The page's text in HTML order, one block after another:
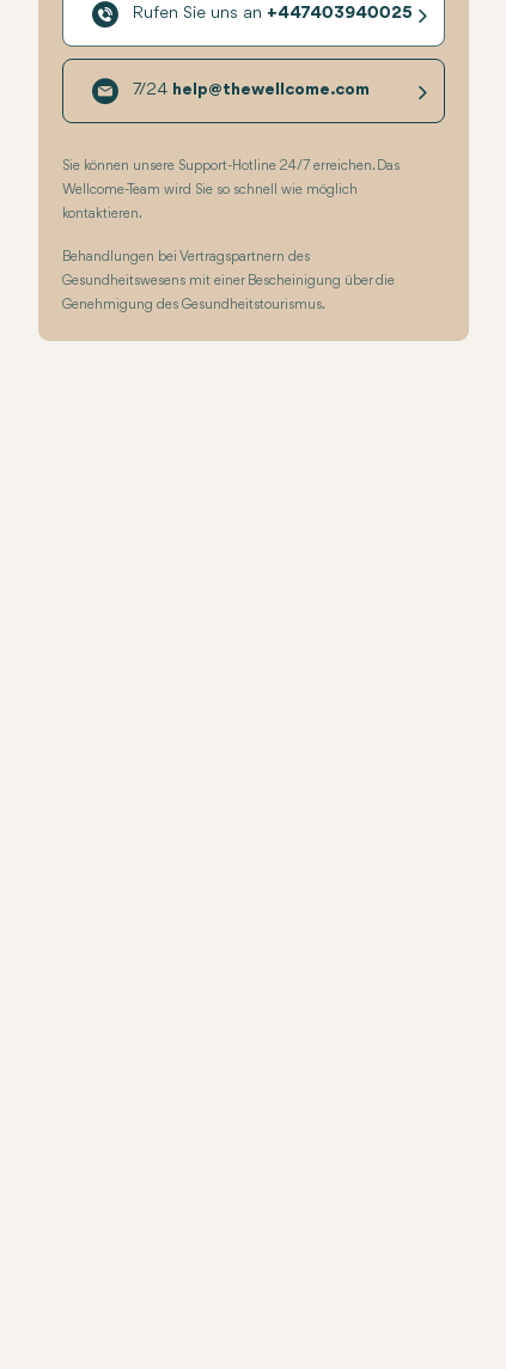
Rufen Sie uns an +447403940025
7/24 help@thewellcome.com
Sie können unsere Support-Hotline 24/7 erreichen. Das
Wellcome-Team wird Sie so schnell wie möglich
kontaktieren.
Behandlungen bei Vertragspartnern des
Gesundheitswesens mit einer Bescheinigung über die
Genehmigung des Gesundheitstourismus.